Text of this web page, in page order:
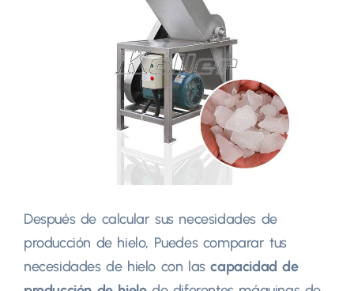
Después de calcular sus necesidades de
producción de hielo, Puedes comparar tus
necesidades de hielo con lascapacidad de